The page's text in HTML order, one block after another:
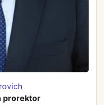
prorektor